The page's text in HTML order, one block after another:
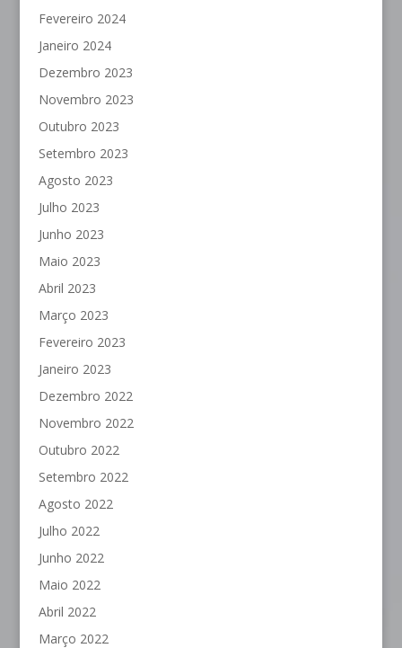
Fevereiro 2024
Janeiro 2024
Dezembro 2023
Novembro 2023
Outubro 2023
Setembro 2023
Agosto 2023
Julho 2023
Junho 2023
Maio 2023
Abril 2023
Março 2023
Fevereiro 2023
Janeiro 2023
Dezembro 2022
Novembro 2022
Outubro 2022
Setembro 2022
Agosto 2022
Julho 2022
Junho 2022
Maio 2022
Abril 2022
Março 2022